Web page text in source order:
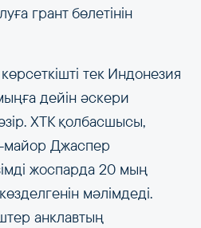
грант бөлетінін
тек Индонезия
дейін әскери
ХТК қолбасшысы,
майор Джаспер
жоспарда 20 мың
мәлімдеді.
анклавтың